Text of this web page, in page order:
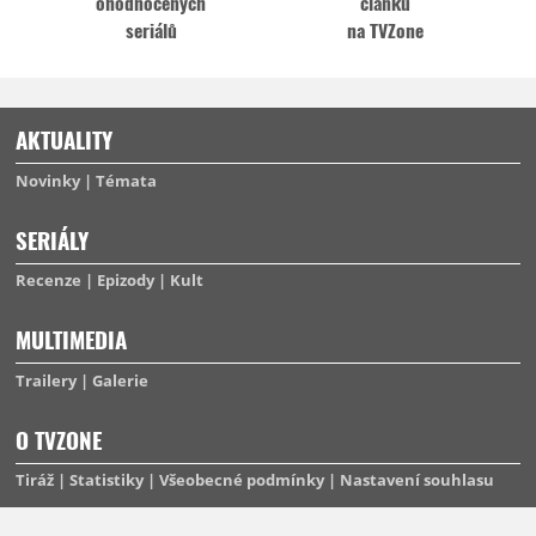
seriálů
na TVZone
AKTUALITY
Novinky Témata
SERIÁLY
Recenze Epizody Kult
MULTIMEDIA
Trailery Galerie
O TVZONE
Tiráž Statistiky Všeobecné podmínky Nastavení souhlasu